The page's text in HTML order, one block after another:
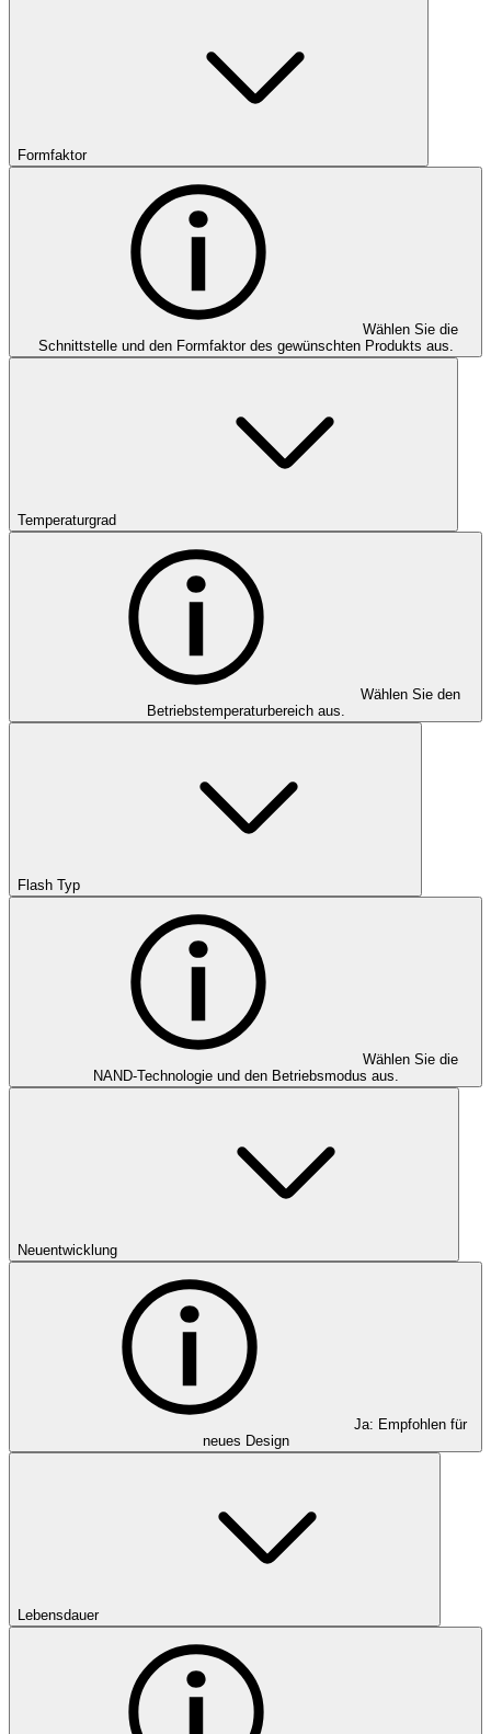
Formfaktor
Wählen Sie die
Schnittstelle und den Formfaktor des gewünschten Produkts aus.
Temperaturgrad
Wählen Sie den
Betriebstemperaturbereich aus.
Flash Typ
Wählen Sie die
NAND-Technologie und den Betriebsmodus aus.
Neuentwicklung
Ja: Empfohlen für
neues Design
Lebensdauer